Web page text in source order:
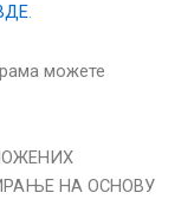
.
можете
НА ОСНОВУ